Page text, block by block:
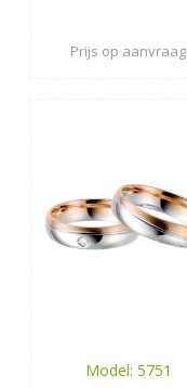
Prijs op aanvraag
Model: 5751